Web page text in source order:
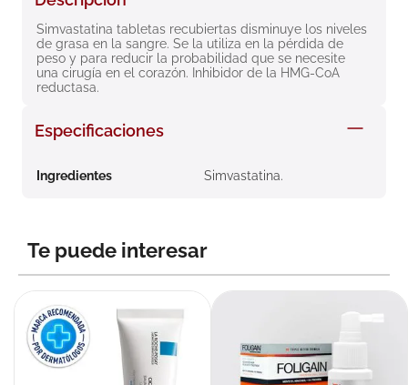
Simvastatina tabletas recubiertas disminuye los niveles
de grasa en la sangre. Se la utiliza en la pérdida de
peso y para reducir la probabilidad que se necesite
una cirugía en el corazón. Inhibidor de la HMG-CoA
reductasa.
Especificaciones
Ingredientes Simvastatina.
Te puede interesar
7. isdin
8. roche posay
9. nivea